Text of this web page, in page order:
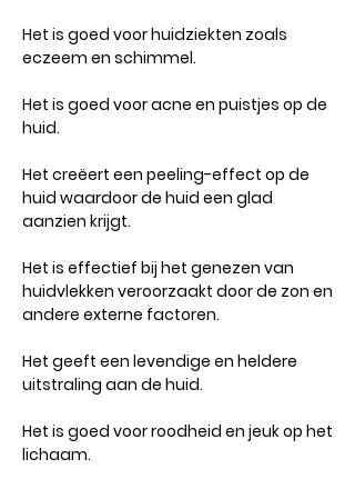
Het is goed voor huidziekten zoals
eczeem en schimmel.
Het is goed voor acne en puistjes op de
huid.
Het creëert een peeling-effect op de
huid waardoor de huid een glad
aanzien krijgt.
Het is effectief bij het genezen van
huidvlekken veroorzaakt door de zon en
andere externe factoren.
Het geeft een levendige en heldere
uitstraling aan de huid.
Het is goed voor roodheid en jeuk op het
lichaam.